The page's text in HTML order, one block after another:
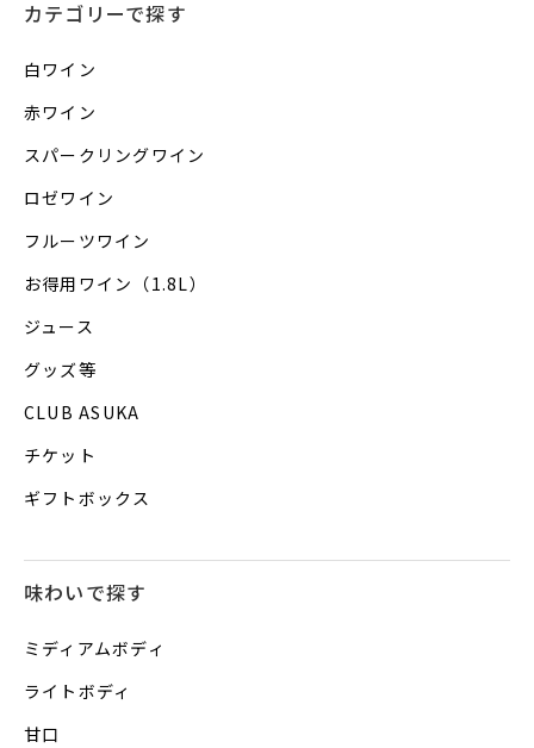
カテゴリーで探す
白ワイン
赤ワイン
スパークリングワイン
ロゼワイン
フルーツワイン
お得用ワイン（1.8L）
ジュース
グッズ等
CLUB ASUKA
チケット
ギフトボックス
味わいで探す
ミディアムボディ
ライトボディ
甘口